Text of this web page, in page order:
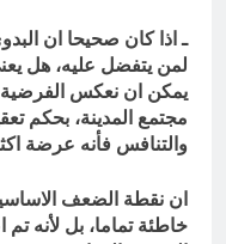
ـ اذا كان صحيحا ان
لمن يتفضل عليه، هل
يمكن ان نعكس
مجتمع المدينة، بحكم
والتنافس فأنه عرضة
ان نقطة الضعف
خاطئة تماما، بل لأنه تم